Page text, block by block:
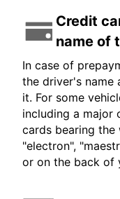
Credit
name of
In case of
the driver's name
it. For some
including a major
cards bearing the
"electron",
or on the back of